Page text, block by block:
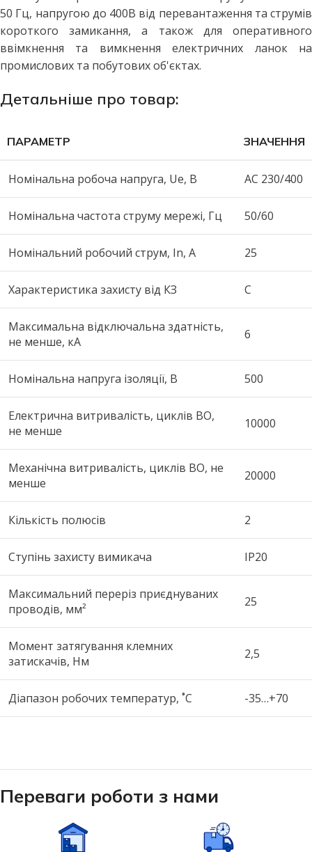
50 Гц, напругою до 400В від перевантаження та струмів
короткого замикання, а також для оперативного
ввімкнення та вимкнення електричних ланок на
промислових та побутових об'єктах.
Детальніше про товар:
ПАРАМЕТР ЗНАЧЕННЯ
Номінальна робоча напруга, Uе, В AC 230/400
Номінальна частота струму мережі, Гц 50/60
Номінальний робочий струм, In, А 25
Характеристика захисту від КЗ C
Максимальна відключальна здатність,
не менше, кА
6
Номінальна напруга ізоляції, В 500
Електрична витривалість, циклів ВО,
не менше
10000
Механічна витривалість, циклів ВО, не
менше
20000
Кількість полюсів 2
Ступінь захисту вимикача IP20
Максимальний переріз приєднуваних
проводів, мм²
25
Момент затягування клемних
затискачів, Нм
2,5
Діапазон робочих температур, ˚С -35…+70
Переваги роботи з нами